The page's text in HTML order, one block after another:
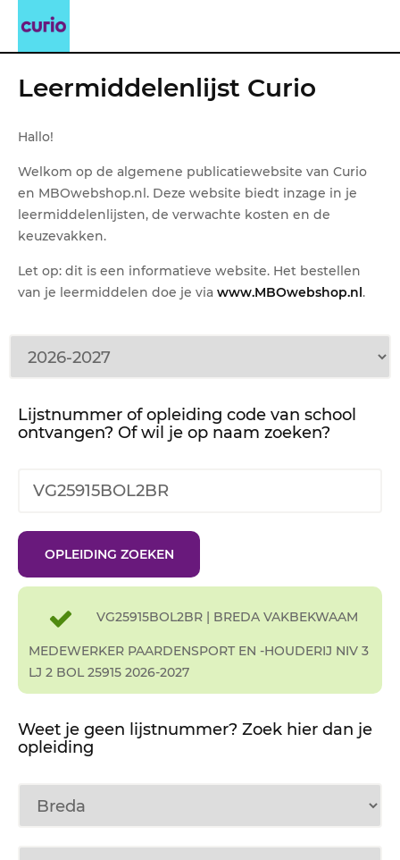
Leermiddelenlijst Curio
Hallo!
Welkom op de algemene publicatiewebsite van Curio
en MBOwebshop.nl. Deze website biedt inzage in je
leermiddelenlijsten, de verwachte kosten en de
keuzevakken.
Let op: dit is een informatieve website. Het bestellen
van je leermiddelen doe je via www.MBOwebshop.nl.
Lijstnummer of opleiding code van school
ontvangen? Of wil je op naam zoeken?
VG25915BOL2BR | BREDA VAKBEKWAAM
MEDEWERKER PAARDENSPORT EN -HOUDERIJ NIV 3
LJ 2 BOL 25915 2026-2027
Weet je geen lijstnummer? Zoek hier dan je
opleiding